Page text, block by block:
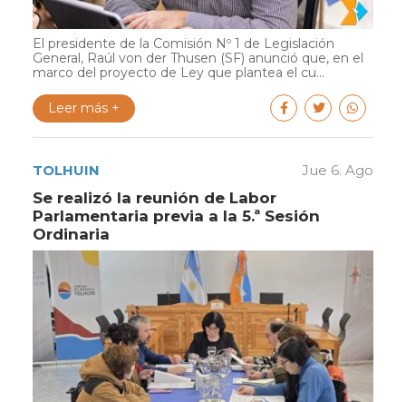
El presidente de la Comisión Nº 1 de Legislación
General, Raúl von der Thusen (SF) anunció que, en el
marco del proyecto de Ley que plantea el cu...
Leer más +
TOLHUIN Jue 6. Ago
Se realizó la reunión de Labor
Parlamentaria previa a la 5.ª Sesión
Ordinaria